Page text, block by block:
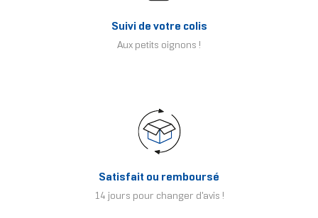
Suivi de votre colis
Aux petits oignons !
Satisfait ou remboursé
14 jours pour changer d'avis !